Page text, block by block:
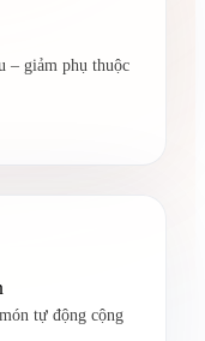
– giảm phụ thuộc
tự động cộng